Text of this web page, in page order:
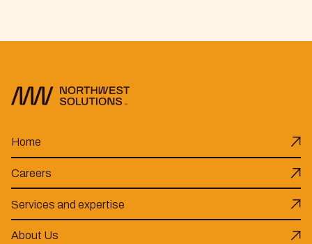
Home
Careers
Services and expertise
About Us